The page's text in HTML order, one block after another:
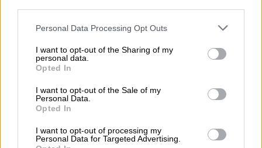
Please note that this website/app uses one or more Google
not limited to your visit or usage behaviour. You may click to
grant or deny consent to Google and its third-party tags to
use your data for below specified purposes in below Google
consent section.
Personal Data Processing Opt Outs
I want to opt-out of the Sharing of my
personal data.
Opted In
I want to opt-out of the Sale of my
Personal Data.
Opted In
I want to opt-out of processing my
Personal Data for Targeted Advertising.
μετέφεραν μέσα σε ένα βιντεοπαιχνίδι. Και
πραγματικά κερδίζουμε.
Ο Akylas μεταφέρει τον Διαγωνισμό
Τραγουδιού της Eurovision από τα Arcade
στα arcade παιχνίδια! Αυτό το παιχνίδι
δημιουργεί πολλαπλές ψευδαισθήσεις για
τον θεατή και, σε αυτό, ο Akylas
θέλει να σας